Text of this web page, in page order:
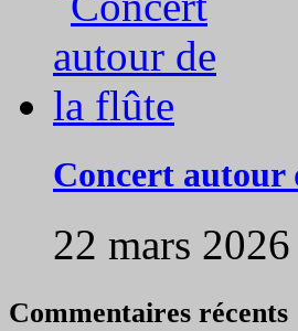
Concert autour
22 mars
Commentaires récents